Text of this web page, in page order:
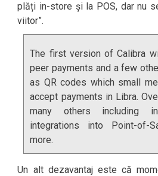
plăți in-store și la POS, dar nu
viitor”.
The first version of Calibra
peer payments and a few
as QR codes which small
accept payments in Libra.
many others including
integrations into Point-of-
more.
Un alt dezavantaj este că